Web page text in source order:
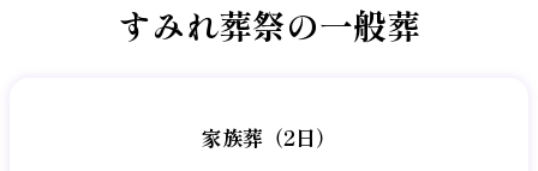
自社斎場・主な斎場
横浜市・川崎市エリア
東京都の主な斎場
すみれ葬祭の一般葬
家族葬（2日）